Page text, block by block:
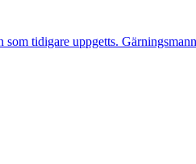
tidigare uppgetts.